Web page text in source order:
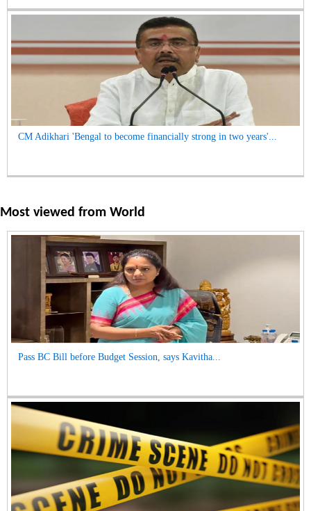
CM Adikhari 'Bengal to become financially strong in two years'...
Most viewed from World
Pass BC Bill before Budget Session, says Kavitha...